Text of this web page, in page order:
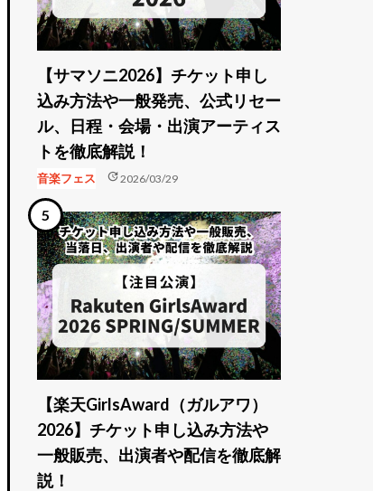
【サマソニ2026】チケット申し
込み方法や一般発売、公式リセー
ル、日程・会場・出演アーティス
トを徹底解説！
音楽フェス update2026/03/29
【楽天GirlsAward（ガルアワ）
2026】チケット申し込み方法や
一般販売、出演者や配信を徹底解
説！